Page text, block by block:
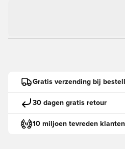
Gratis verzending bij
30 dagen gratis retour
10 miljoen tevreden